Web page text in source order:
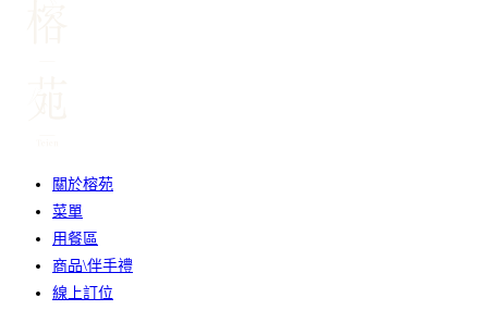
關於榕苑
菜單
用餐區
商品\伴手禮
線上訂位